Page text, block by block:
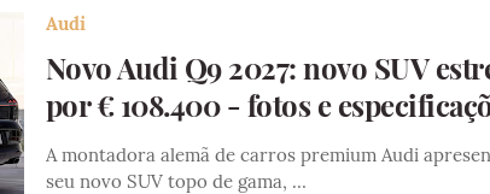
Audi
Novo Audi Q9 2027: novo SUV
por € 108.400 - fotos e
A montadora alemã de carros premium Audi
seu novo SUV topo de gama, …